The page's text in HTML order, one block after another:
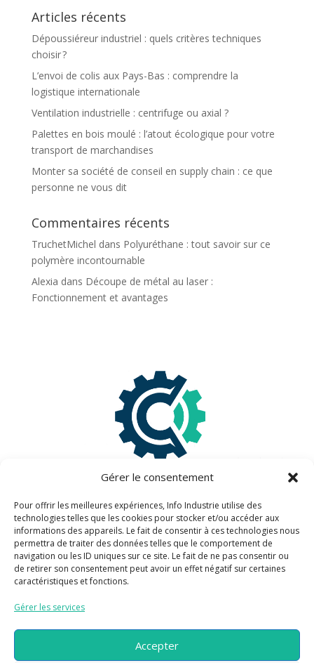
Gérer le consentement
Pour offrir les meilleures expériences, Info Industrie utilise des
technologies telles que les cookies pour stocker et/ou accéder aux
informations des appareils. Le fait de consentir à ces technologies nous
permettra de traiter des données telles que le comportement de
navigation ou les ID uniques sur ce site. Le fait de ne pas consentir ou
de retirer son consentement peut avoir un effet négatif sur certaines
caractéristiques et fonctions.
Gérer les services
Accepter
Articles récents
Dépoussiéreur industriel : quels critères techniques
choisir ?
L’envoi de colis aux Pays-Bas : comprendre la
logistique internationale
Ventilation industrielle : centrifuge ou axial ?
Palettes en bois moulé : l’atout écologique pour votre
transport de marchandises
Monter sa société de conseil en supply chain : ce que
personne ne vous dit
Commentaires récents
TruchetMichel dans Polyuréthane : tout savoir sur ce
polymère incontournable
Alexia dans Découpe de métal au laser :
Fonctionnement et avantages
Information légales
Mentions légales